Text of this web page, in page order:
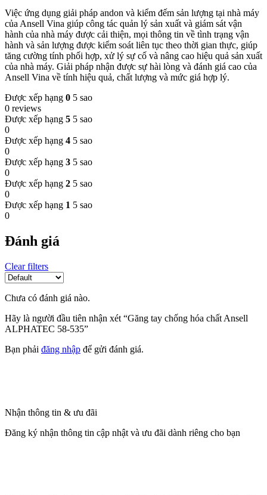
Việc ứng dụng giải pháp andon và kiểm đếm sản lượng tại nhà máy
của Ansell Vina giúp công tác quản lý sản xuất và giám sát vận
hành của nhà máy được cải thiện, mọi thông tin về tình trạng vận
hành và sản lượng được kiểm soát liên tục theo thời gian thực, giúp
tăng cường tính phối hợp, xử lý sự cố và nâng cao hiệu quả sản xuất
của nhà máy. Giải pháp nhận được sự hài lòng và đánh giá cao của
Ansell Vina về tính hiệu quả, chất lượng và mức giá hợp lý.
Được xếp hạng 0 5 sao
0 reviews
Được xếp hạng 5 5 sao
0
Được xếp hạng 4 5 sao
0
Được xếp hạng 3 5 sao
0
Được xếp hạng 2 5 sao
0
Được xếp hạng 1 5 sao
0
Đánh giá
Clear filters
Chưa có đánh giá nào.
Hãy là người đầu tiên nhận xét “Găng tay chống hóa chất Ansell
ALPHATEC 58-535”
Bạn phải đăng nhập để gửi đánh giá.
Nhận thông tin & ưu đãi
Đăng ký nhận thông tin cập nhật và ưu đãi dành riêng cho bạn